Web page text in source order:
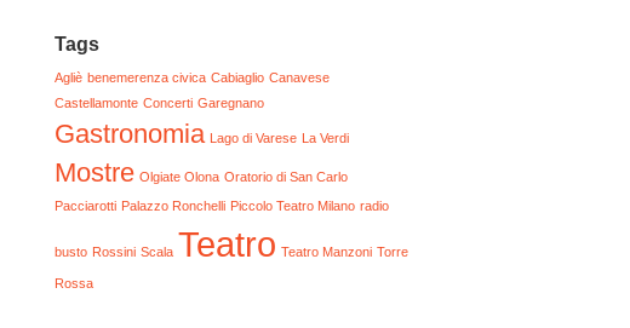
Tags
Agliè benemerenza civica Cabiaglio Canavese
Castellamonte Concerti Garegnano
Gastronomia Lago di Varese La Verdi
Mostre Olgiate Olona Oratorio di San Carlo
Pacciarotti Palazzo Ronchelli Piccolo Teatro Milano radio
busto Rossini Scala Teatro Teatro Manzoni Torre
Rossa